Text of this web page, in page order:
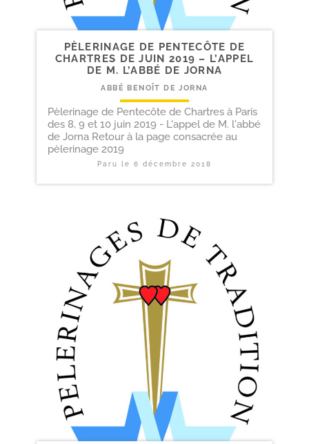
PÈLERINAGE DE PENTECÔTE DE
CHARTRES DE JUIN 2019 – L’APPEL
DE M. L’ABBÉ DE JORNA
ABBÉ BENOÎT DE JORNA
Pèlerinage de Pentecôte de Chartres à Paris
des 8, 9 et 10 juin 2019 - L'appel de M. l'abbé
de Jorna Retour à la page consacrée au
pèlerinage 2019
Paru le 6 décembre 2018